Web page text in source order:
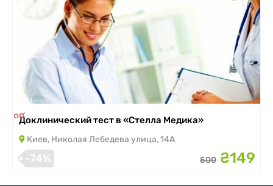
completed
Доклинический тест в «Стелла Медика»
Киев, Николая Лебедева улица, 14А
-74% 500 ₴149